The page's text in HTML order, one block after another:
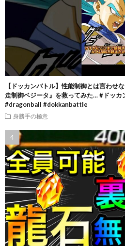
【ドッカンバトル】性能制御とは言わせ
走制御ベジータ』を救ってみた… #ドッカ
#dragonball #dokkanbattle
身勝手の極意